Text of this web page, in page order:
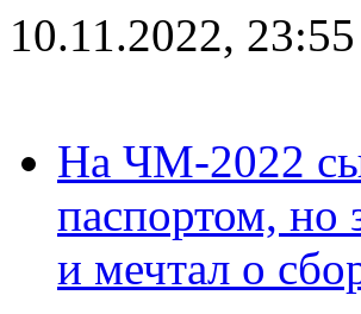
10.11.2022, 23:55
На ЧМ-2022
паспортом, но
и мечтал о